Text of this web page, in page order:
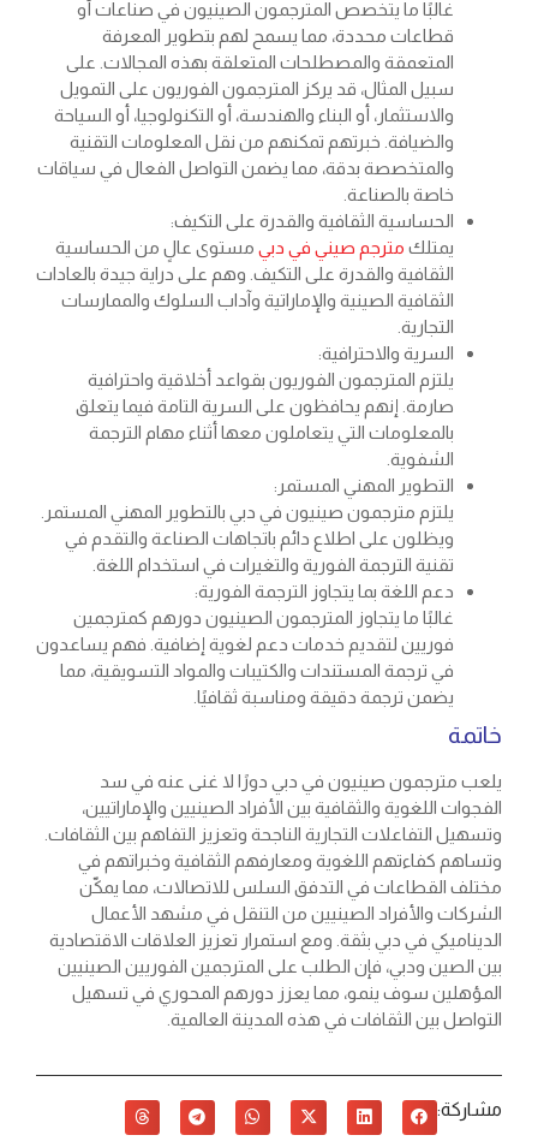
غالبًا ما يتخصص المترجمون الصينيون في صناعات أو
قطاعات محددة، مما يسمح لهم بتطوير المعرفة
المتعمقة والمصطلحات المتعلقة بهذه المجالات. على
سبيل المثال، قد يركز المترجمون الفوريون على التمويل
والاستثمار، أو البناء والهندسة، أو التكنولوجيا، أو السياحة
والضيافة. خبرتهم تمكنهم من نقل المعلومات التقنية
والمتخصصة بدقة، مما يضمن التواصل الفعال في سياقات
خاصة بالصناعة.
الحساسية الثقافية والقدرة على التكيف:
يمتلك مترجم صيني في دبي مستوى عالٍ من الحساسية
الثقافية والقدرة على التكيف. وهم على دراية جيدة بالعادات
الثقافية الصينية والإماراتية وآداب السلوك والممارسات
التجارية.
السرية والاحترافية:
يلتزم المترجمون الفوريون بقواعد أخلاقية واحترافية
صارمة. إنهم يحافظون على السرية التامة فيما يتعلق
بالمعلومات التي يتعاملون معها أثناء مهام الترجمة
الشفوية.
التطوير المهني المستمر:
يلتزم مترجمون صينيون في دبي بالتطوير المهني المستمر.
ويظلون على اطلاع دائم باتجاهات الصناعة والتقدم في
تقنية الترجمة الفورية والتغيرات في استخدام اللغة.
دعم اللغة بما يتجاوز الترجمة الفورية:
غالبًا ما يتجاوز المترجمون الصينيون دورهم كمترجمين
فوريين لتقديم خدمات دعم لغوية إضافية. فهم يساعدون
في ترجمة المستندات والكتيبات والمواد التسويقية، مما
يضمن ترجمة دقيقة ومناسبة ثقافيًا.
خاتمة
يلعب مترجمون صينيون في دبي دورًا لا غنى عنه في سد
الفجوات اللغوية والثقافية بين الأفراد الصينيين والإماراتيين،
وتسهيل التفاعلات التجارية الناجحة وتعزيز التفاهم بين الثقافات.
وتساهم كفاءتهم اللغوية ومعارفهم الثقافية وخبراتهم في
مختلف القطاعات في التدفق السلس للاتصالات، مما يمكّن
الشركات والأفراد الصينيين من التنقل في مشهد الأعمال
الديناميكي في دبي بثقة. ومع استمرار تعزيز العلاقات الاقتصادية
بين الصين ودبي، فإن الطلب على المترجمين الفوريين الصينيين
المؤهلين سوف ينمو، مما يعزز دورهم المحوري في تسهيل
التواصل بين الثقافات في هذه المدينة العالمية.
مشاركة: